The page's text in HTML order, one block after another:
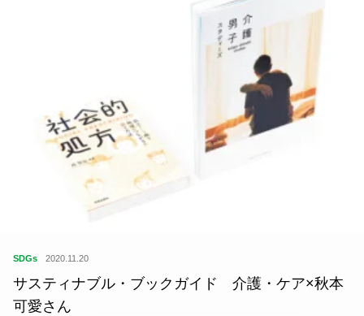
SDGs 2020.11.20
サスティナブル・ブックガイド 介護・ケア×秋本
可愛さん